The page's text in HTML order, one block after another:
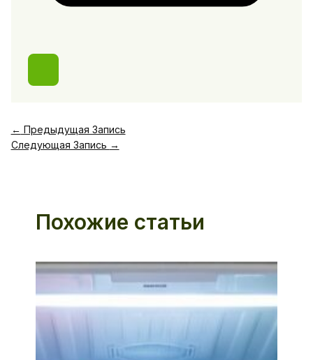
← Предыдущая Запись
Следующая Запись →
Похожие статьи